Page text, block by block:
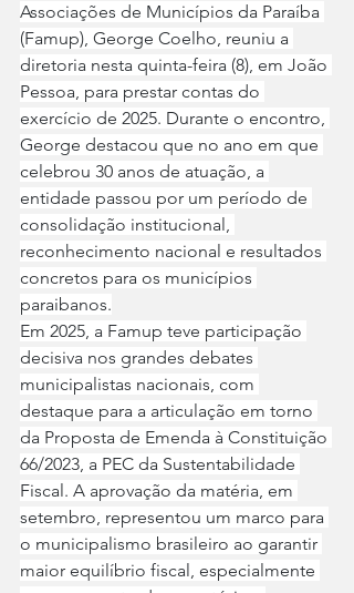
Associações de Municípios da Paraíba
(Famup), George Coelho, reuniu a
diretoria nesta quinta-feira (8), em João
Pessoa, para prestar contas do
exercício de 2025. Durante o encontro,
George destacou que no ano em que
celebrou 30 anos de atuação, a
entidade passou por um período de
consolidação institucional,
reconhecimento nacional e resultados
concretos para os municípios
paraibanos.
Em 2025, a Famup teve participação
decisiva nos grandes debates
municipalistas nacionais, com
destaque para a articulação em torno
da Proposta de Emenda à Constituição
66/2023, a PEC da Sustentabilidade
Fiscal. A aprovação da matéria, em
setembro, representou um marco para
o municipalismo brasileiro ao garantir
maior equilíbrio fiscal, especialmente